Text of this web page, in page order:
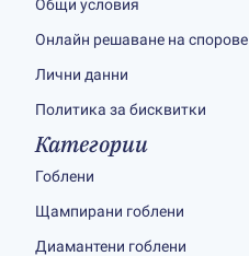
Общи условия
Онлайн решаване на спорове
Лични данни
Политика за бисквитки
Категории
Гоблени
Щампирани гоблени
Диамантени гоблени